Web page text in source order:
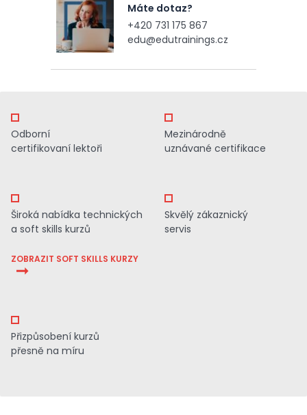
Máte dotaz?
+420 731 175 867
edu@edutrainings.cz
Odborní
certifikovaní lektoři
Mezinárodně
uznávané certifikace
Široká nabídka technických
a soft skills kurzů
ZOBRAZIT SOFT SKILLS KURZY
Skvělý zákaznický
servis
Přizpůsobení kurzů
přesně na míru